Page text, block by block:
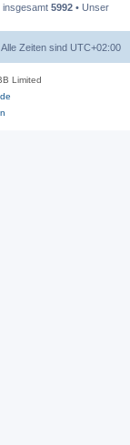
insgesamt 5992 • Unser
Alle Zeiten sind UTC+02:00
Limited